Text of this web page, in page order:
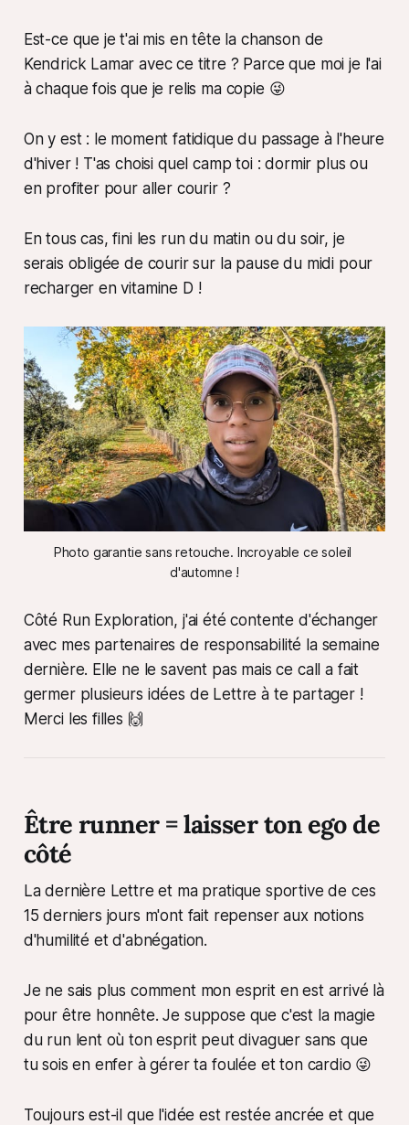
Est-ce que je t'ai mis en tête la chanson de
Kendrick Lamar avec ce titre ? Parce que moi je l'ai
à chaque fois que je relis ma copie 😜
On y est : le moment fatidique du passage à l'heure
d'hiver ! T'as choisi quel camp toi : dormir plus ou
en profiter pour aller courir ?
En tous cas, fini les run du matin ou du soir, je
serais obligée de courir sur la pause du midi pour
recharger en vitamine D !
Photo garantie sans retouche. Incroyable ce soleil
d'automne !
Côté Run Exploration, j'ai été contente d'échanger
avec mes partenaires de responsabilité la semaine
dernière. Elle ne le savent pas mais ce call a fait
germer plusieurs idées de Lettre à te partager !
Merci les filles 🙌
Être runner = laisser ton ego de
côté
La dernière Lettre et ma pratique sportive de ces
15 derniers jours m'ont fait repenser aux notions
d'humilité et d'abnégation.
Je ne sais plus comment mon esprit en est arrivé là
pour être honnête. Je suppose que c'est la magie
du run lent où ton esprit peut divaguer sans que
tu sois en enfer à gérer ta foulée et ton cardio 😜
Toujours est-il que l'idée est restée ancrée et que